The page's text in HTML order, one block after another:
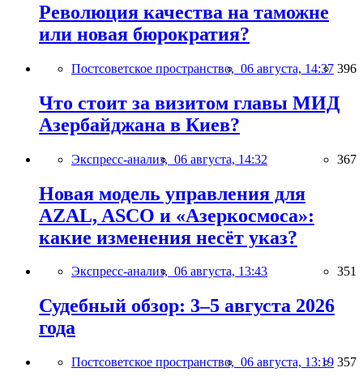
Революция качества на таможне
или новая бюрократия?
Постсоветское пространство, 06 августа, 14:37 396
Что стоит за визитом главы МИД
Азербайджана в Киев?
Экспресс-анализ, 06 августа, 14:32 367
Новая модель управления для
AZAL, ASCO и «Азеркосмоса»:
какие изменения несёт указ?
Экспресс-анализ, 06 августа, 13:43 351
Судебный обзор: 3–5 августа 2026
года
Постсоветское пространство, 06 августа, 13:19 357